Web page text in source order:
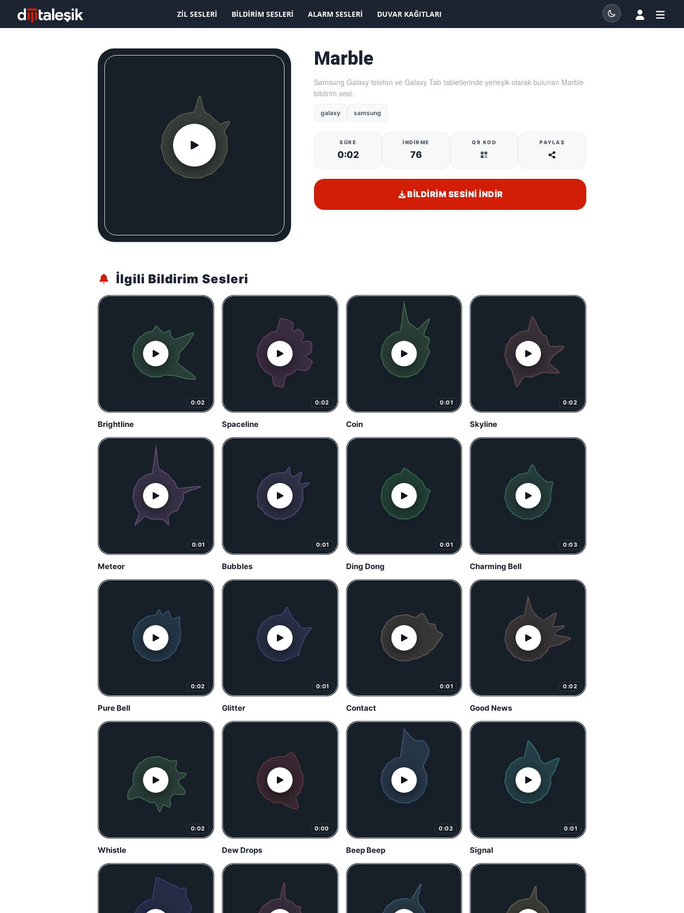
ZIL SESLERI BILDIRIM SESLERI ALARM SESLERI DUVAR KAĞITLARI
Marble
Samsung Galaxy telefon ve Galaxy Tab tabletlerinde yerleşik olarak bulunan Marble
bildirim sesi.
galaxy samsung
SÜRE
0:02
İNDIRME
76
QR KOD PAYLAŞ
BILDIRIM SESINI İNDIR
İlgili Bildirim Sesleri
0:02
Brightline
0:02
Spaceline
0:01
Coin
0:02
Skyline
0:01
Meteor
0:01
Bubbles
0:01
Ding Dong
0:03
Charming Bell
0:02
Pure Bell
0:01
Glitter
0:01
Contact
0:02
Good News
0:02
Whistle
0:00
Dew Drops
0:02
Beep Beep
0:01
Signal